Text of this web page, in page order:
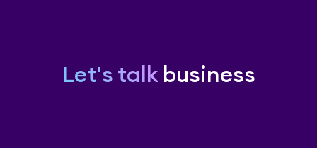
Let's talk business